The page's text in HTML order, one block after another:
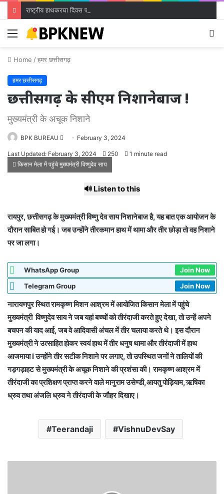
Menu
Home /हमर छत्तीसगढ़
हमर छत्तीसगढ़
छत्तीसगढ़ के सीएम निशानेबाज !
मुख्यमंत्री के अचूक निशाने
BPK BUREAU
Send
email
February 3, 2024
Last Updated: February 3, 2024 250 1 minute read
किसान मेला में पहुंचे मुख्यमंत्री विष्णुदेव साय
🔊 Listen to this
रायपुर, छत्तीसगढ़ के मुख्यमंत्री विष्णु देव साय निशानेबाज है, यह बात एक आयोजन के
दौरान साबित हो गई। जब उन्होंने तीरकमान हाथ में थामा और तीर छोड़ा तो वह निशाने
पर जा लगा।
WhatsApp Group
Join Now
Telegram Group
Join Now
नारायणपुर स्थित रामकृष्ण मिशन आश्रम में आयोजित किसान मेला में पहुंचे
मुख्यमंत्री विष्णुदेव साय ने जब यहां बच्चों को तीरंदाजी करते हुए देखा, तो उन्हें अपने
बचपन की याद आई, जब वे आदिवासी अंचल में तीर चलाया करते थे। इस दौरान
मुख्यमंत्री ने उत्साहित होकर स्वयं हाथ में तीर धनुष थामा और तीरंदाजी में हाथ
आजमाया l उन्होंने तीर सटीक निशाने पर लगाए, तो उपस्थित जनों ने तालियों की
गड़गड़ाहट से मुख्यमंत्री के अचूक निशाने की प्रशंसा की। रामकृष्ण आश्रम में
तीरंदाजी का प्रशिक्षण प्राप्त करने वाले मानुराम उसेण्डी,आयतु पोड़ियाम,ऋषिका
ध्रुव तथा अंजलि ध्रुव ने तीरंदाजी के जौहर दिखाए।
Teerandaji VishnuDevSay